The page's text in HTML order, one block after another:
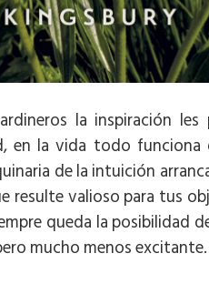
la inspiración les
en la vida todo
de la intuición
resulte valioso para tus
queda la posibilidad
mucho menos excitante.